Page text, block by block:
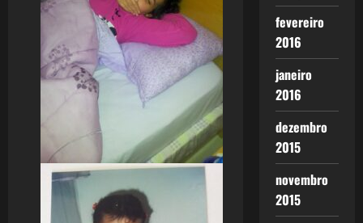
fevereiro
2016
janeiro
2016
dezembro
2015
novembro
2015